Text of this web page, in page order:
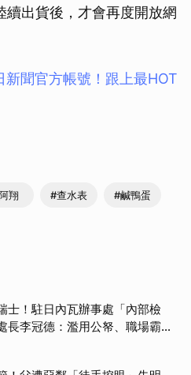
續出貨後，才會再度開放網
聞官⽅帳號！跟上最HOT
翔 #查水表 #鹹鴨蛋
士！駐日內瓦辦事處「內部檢
長李冠德：濫用公帑、職場霸
拒繳罰單 外交部要查了